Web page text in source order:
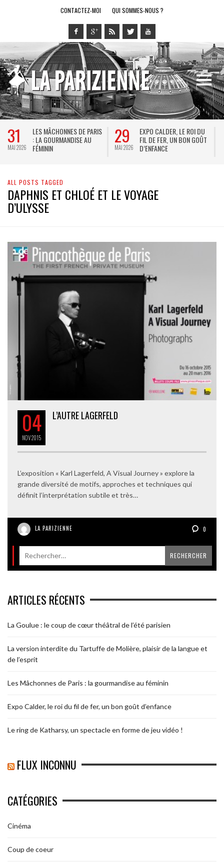
CONTACTEZ-MOI QUI SOMMES-NOUS ?
31
MAI 2026
LES MÂCHONNES DE PARIS
: LA GOURMANDISE AU
FÉMININ
29
MAI 2026
EXPO CALDER, LE ROI DU
FIL DE FER, UN BON GOÛT
D’ENFANCE
ALL POSTS TAGGED
DAPHNIS ET CHLOÉ ET LE VOYAGE
D’ULYSSE
04
NOV2015
L’AUTRE LAGERFELD
L’exposition « Karl Lagerfeld, A Visual Journey » explore la
grande diversité de motifs, approches et techniques qui
définit l’interprétation subtile et très…
LA PARIZIENNE 0
ARTICLES RÉCENTS
La Goulue : le coup de cœur théâtral de l’été parisien
La version interdite du Tartuffe de Molière, plaisir de la langue et
de l’esprit
Les Mâchonnes de Paris : la gourmandise au féminin
Expo Calder, le roi du fil de fer, un bon goût d’enfance
Le ring de Katharsy, un spectacle en forme de jeu vidéo !
FLUX INCONNU
CATÉGORIES
Cinéma
Coup de coeur